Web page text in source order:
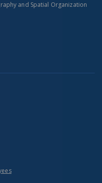
and Spatial Organization